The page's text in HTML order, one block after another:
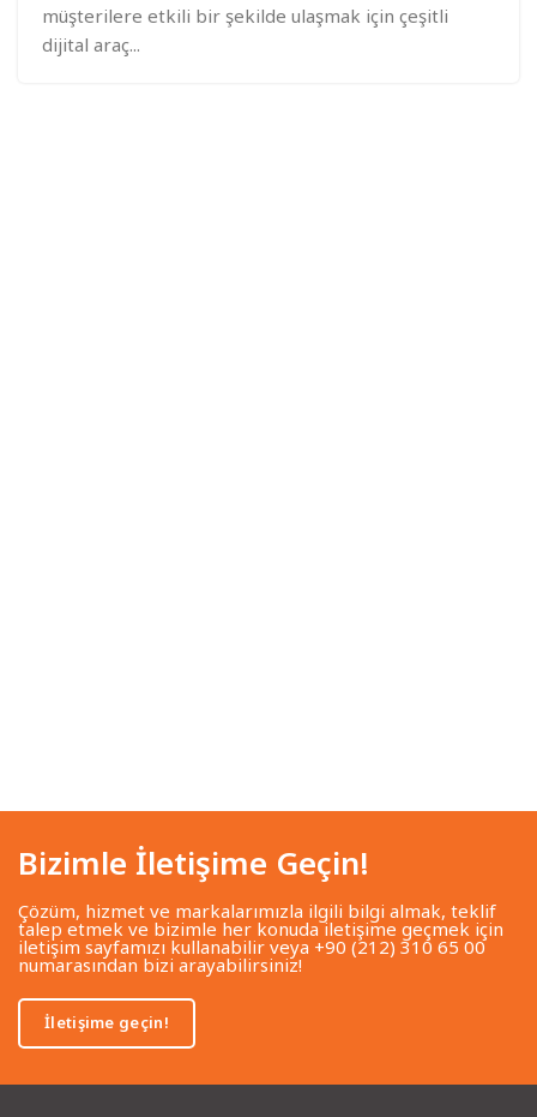
müşterilere etkili bir şekilde ulaşmak için çeşitli
dijital araç...
Bizimle İletişime Geçin!
Çözüm, hizmet ve markalarımızla ilgili bilgi almak, teklif
talep etmek ve bizimle her konuda iletişime geçmek için
iletişim sayfamızı kullanabilir veya +90 (212) 310 65 00
numarasından bizi arayabilirsiniz!
İletişime geçin!